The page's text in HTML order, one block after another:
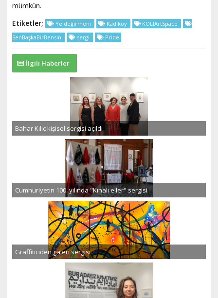
mümkün.
Etiketler; Yeldeğirmeni Kadıköy
KOLİArtSpace
SenBaşkaBirBensin
sergi Pride
İlgili Haberler
Bahar Kılıç kişisel sergisi açıldı
Cumhuriyetin 100. yılında "Kınalı eller" sergisi
Graffiticiden galeri sergisi